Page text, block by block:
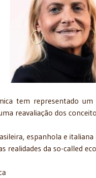
tem representado
reavaliação dos
espanhola e
realidades da so-called